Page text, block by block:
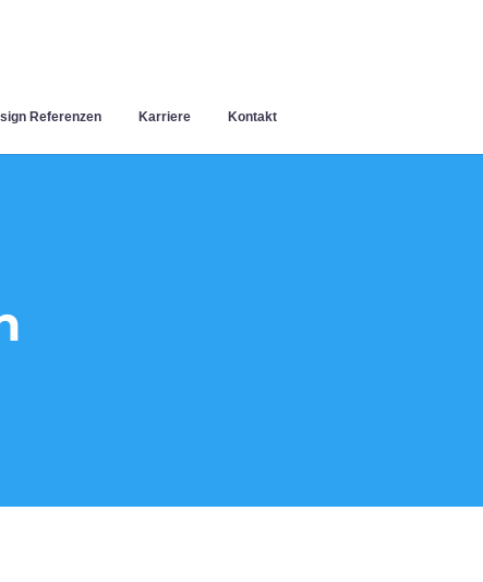
Referenzen Karriere Kontakt